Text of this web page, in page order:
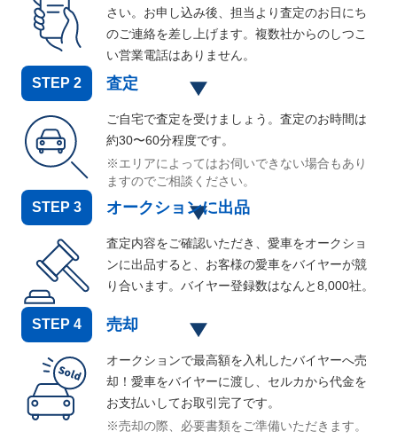
さい。お申し込み後、担当より査定のお日にち
のご連絡を差し上げます。複数社からのしつこ
い営業電話はありません。
STEP 2 査定
ご自宅で査定を受けましょう。査定のお時間は
約30〜60分程度です。
※エリアによってはお伺いできない場合もあり
ますのでご相談ください。
STEP 3 オークションに出品
査定内容をご確認いただき、愛車をオークショ
ンに出品すると、お客様の愛車をバイヤーが競
り合います。バイヤー登録数はなんと8,000社。
STEP 4 売却
オークションで最高額を入札したバイヤーへ売
却！愛車をバイヤーに渡し、セルカから代金を
お支払いしてお取引完了です。
※売却の際、必要書類をご準備いただきます。